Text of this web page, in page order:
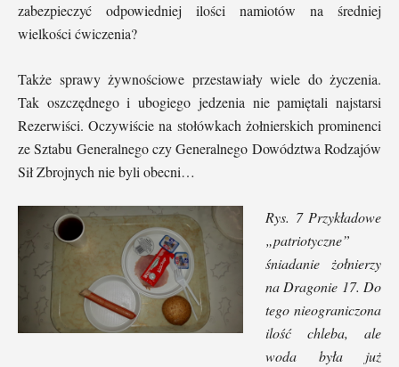
zabezpieczyć odpowiedniej ilości namiotów na średniej
wielkości ćwiczenia?
Także sprawy żywnościowe przestawiały wiele do życzenia.
Tak oszczędnego i ubogiego jedzenia nie pamiętali najstarsi
Rezerwiści. Oczywiście na stołówkach żołnierskich prominenci
ze Sztabu Generalnego czy Generalnego Dowództwa Rodzajów
Sił Zbrojnych nie byli obecni…
Rys. 7 Przykładowe
„patriotyczne”
śniadanie żołnierzy
na Dragonie 17. Do
tego nieograniczona
ilość chleba, ale
woda była już